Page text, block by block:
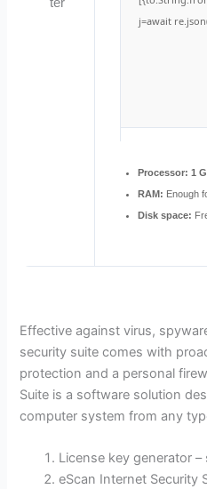
j=await
Processor: 1
RAM: Enough
Disk space:
Effective against virus,
security suite comes with
protection and a personal
Suite is a software solution
computer system from any
License key generator
eScan Internet Security